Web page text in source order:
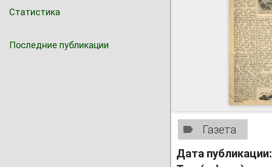
Статистика
Последние публикации
Газета
Дата публикации: